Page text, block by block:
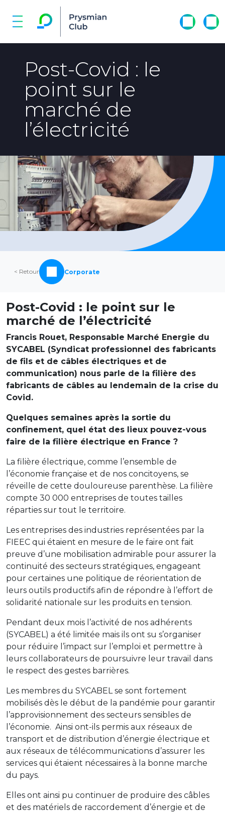
Post-Covid : le
point sur le
marché de
l’électricité
< Retour Corporate
Post-Covid : le point sur le
marché de l’électricité
Francis Rouet, Responsable Marché Energie du
SYCABEL (Syndicat professionnel des fabricants
de fils et de câbles électriques et de
communication) nous parle de la filière des
fabricants de câbles au lendemain de la crise du
Covid.
Quelques semaines après la sortie du
confinement, quel état des lieux pouvez-vous
faire de la filière électrique en France ?
La filière électrique, comme l’ensemble de
l’économie française et de nos concitoyens, se
réveille de cette douloureuse parenthèse. La filière
compte 30 000 entreprises de toutes tailles
réparties sur tout le territoire.
Les entreprises des industries représentées par la
FIEEC qui étaient en mesure de le faire ont fait
preuve d’une mobilisation admirable pour assurer la
continuité des secteurs stratégiques, engageant
pour certaines une politique de réorientation de
leurs outils productifs afin de répondre à l’effort de
solidarité nationale sur les produits en tension.
Pendant deux mois l’activité de nos adhérents
(SYCABEL) a été limitée mais ils ont su s’organiser
pour réduire l’impact sur l’emploi et permettre à
leurs collaborateurs de poursuivre leur travail dans
le respect des gestes barrières.
Les membres du SYCABEL se sont fortement
mobilisés dès le début de la pandémie pour garantir
l’approvisionnement des secteurs sensibles de
l’économie. Ainsi ont-ils permis aux réseaux de
transport et de distribution d’énergie électrique et
aux réseaux de télécommunications d’assurer les
services qui étaient nécessaires à la bonne marche
du pays.
Elles ont ainsi pu continuer de produire des câbles
et des matériels de raccordement d’énergie et de